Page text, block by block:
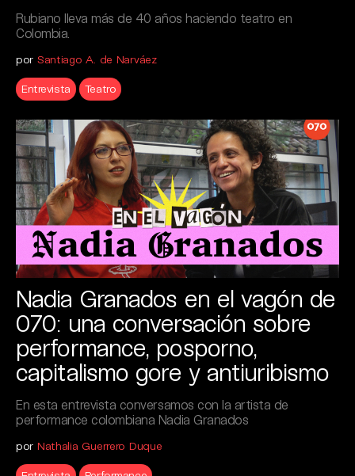
Rubiano lleva más de 40 años haciendo teatro en
Colombia.
por Santiago A. de Narváez
Entrevista Teatro
Nadia Granados en el vagón de
070: una conversación sobre
performance, posporno,
capitalismo gore y antiuribismo
En esta entrevista conversamos con la artista de
performance colombiana Nadia Granados
por Nathalia Guerrero Duque